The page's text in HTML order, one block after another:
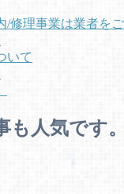
修理事業は業者をご
いて
も人気です。